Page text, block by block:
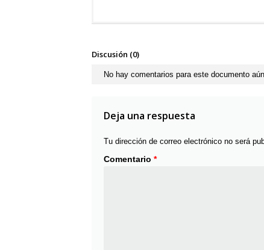
Discusión (0)
No hay comentarios para este documento
Deja una respuesta
Tu dirección de correo electrónico no será
Comentario *